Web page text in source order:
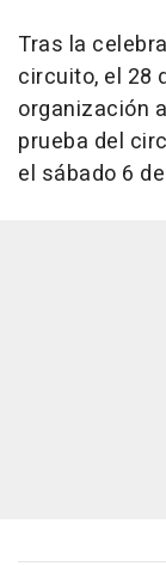
Tras la
circuito, el 28
organización
prueba del
el sábado 6